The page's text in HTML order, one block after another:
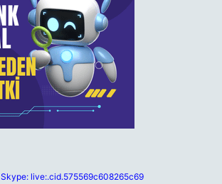
Skype: live:.cid.575569c608265c69